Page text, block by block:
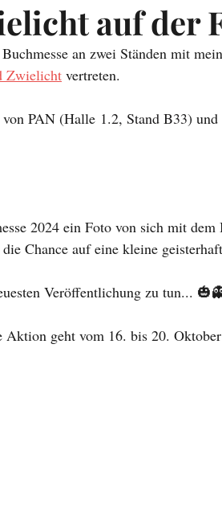
auf der
an zwei Ständen mit
Zwielicht vertreten.
von PAN (Halle 1.2, Stand B33) und
2024 ein Foto von sich mit
Chance auf eine kleine
Veröffentlichung zu tun...
geht vom 16. bis 20.